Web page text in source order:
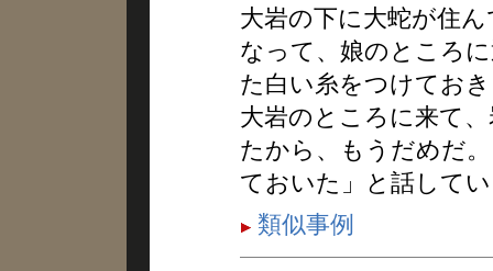
大岩の下に大蛇が住
なって、娘のところ
た白い糸をつけてお
大岩のところに来て
たから、もうだめだ
ておいた」と話して
類似事例